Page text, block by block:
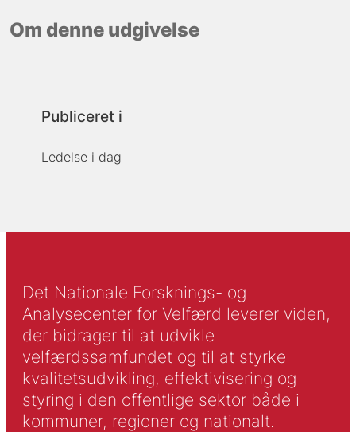
Om denne udgivelse
Publiceret i
Ledelse i dag
Det Nationale Forsknings- og
Analysecenter for Velfærd leverer viden,
der bidrager til at udvikle
velfærdssamfundet og til at styrke
kvalitetsudvikling, effektivisering og
styring i den offentlige sektor både i
kommuner, regioner og nationalt.